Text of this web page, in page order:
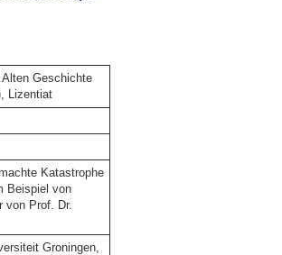
Geschichte
Lizentiat
Katastrophe
Beispiel von
von Prof. Dr.
Groningen,